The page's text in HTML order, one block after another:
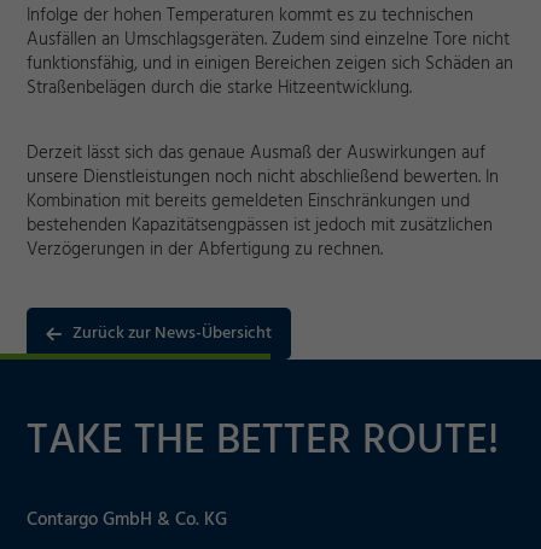
Infolge der hohen Temperaturen kommt es zu technischen
Ausfällen an Umschlagsgeräten. Zudem sind einzelne Tore nicht
funktionsfähig, und in einigen Bereichen zeigen sich Schäden an
Straßenbelägen durch die starke Hitzeentwicklung.
Derzeit lässt sich das genaue Ausmaß der Auswirkungen auf
unsere Dienstleistungen noch nicht abschließend bewerten. In
Kombination mit bereits gemeldeten Einschränkungen und
bestehenden Kapazitätsengpässen ist jedoch mit zusätzlichen
Verzögerungen in der Abfertigung zu rechnen.
Zurück zur News-Übersicht
TAKE THE BETTER ROUTE!
Contargo GmbH & Co. KG
Notwendig